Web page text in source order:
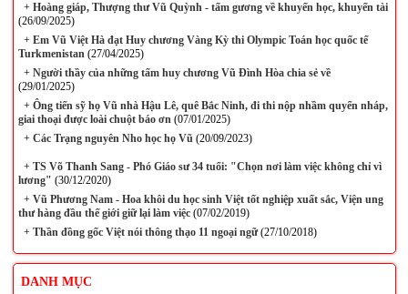
+Hoàng giáp, Thượng thư Vũ Quỳnh - tấm gương về khuyến học, khuyến tài
(26/09/2025)
+Em Vũ Việt Hà đạt Huy chương Vàng Kỳ thi Olympic Toán học quốc tế
Turkmenistan(27/04/2025)
+Người thầy của những tấm huy chương Vũ Đình Hòa chia sẻ về
(29/01/2025)
+Ông tiến sỹ họ Vũ nhà Hậu Lê, quê Bắc Ninh, đi thi nộp nhầm quyển nháp,
giai thoại được loài chuột báo ơn(07/01/2025)
+Các Trạng nguyên Nho học họ Vũ(20/09/2023)
+TS Võ Thanh Sang - Phó Giáo sư 34 tuổi: "Chọn nơi làm việc không chỉ vì
lương" (30/12/2020)
+Vũ Phương Nam - Hoa khôi du học sinh Việt tốt nghiệp xuất sắc, Viện ung
thư hàng đầu thế giới giữ lại làm việc(07/02/2019)
+Thần đồng gốc Việt nói thông thạo 11 ngoại ngữ(27/10/2018)
DANH MỤC